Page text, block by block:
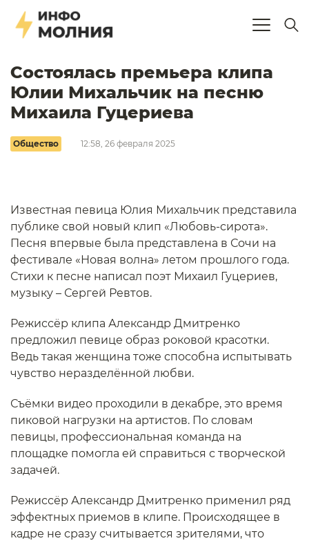
Состоялась премьера клипа
Юлии Михальчик на песню
Михаила Гуцериева
Общество 12:58, 26 февраля 2025
Известная певица Юлия Михальчик представила
публике свой новый клип «Любовь-сирота».
Песня впервые была представлена в Сочи на
фестивале «Новая волна» летом прошлого года.
Стихи к песне написал поэт Михаил Гуцериев,
музыку – Сергей Ревтов.
Режиссёр клипа Александр Дмитренко
предложил певице образ роковой красотки.
Ведь такая женщина тоже способна испытывать
чувство неразделённой любви.
Съёмки видео проходили в декабре, это время
пиковой нагрузки на артистов. По словам
певицы, профессиональная команда на
площадке помогла ей справиться с творческой
задачей.
Режиссёр Александр Дмитренко применил ряд
эффектных приемов в клипе. Происходящее в
кадре не сразу считывается зрителями, что